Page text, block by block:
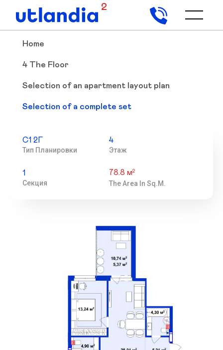
2
Home
4 The Floor
Selection of an apartment layout plan
Selection of a complete set
С1 2Г
Тип Планировки
4
Этаж
1
Секция
78.8 м2
The Area In Sq.m.